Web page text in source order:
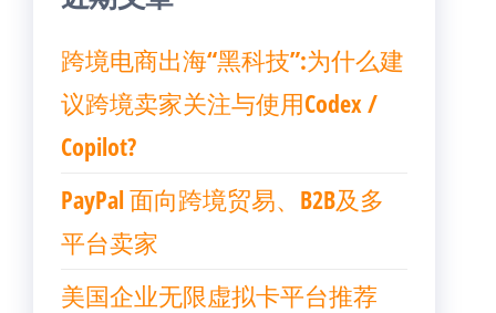
跨境电商出海“黑科技”:为什么建
议跨境卖家关注与使用Codex /
Copilot?
PayPal 面向跨境贸易、B2B及多
平台卖家
美国企业无限虚拟卡平台推荐